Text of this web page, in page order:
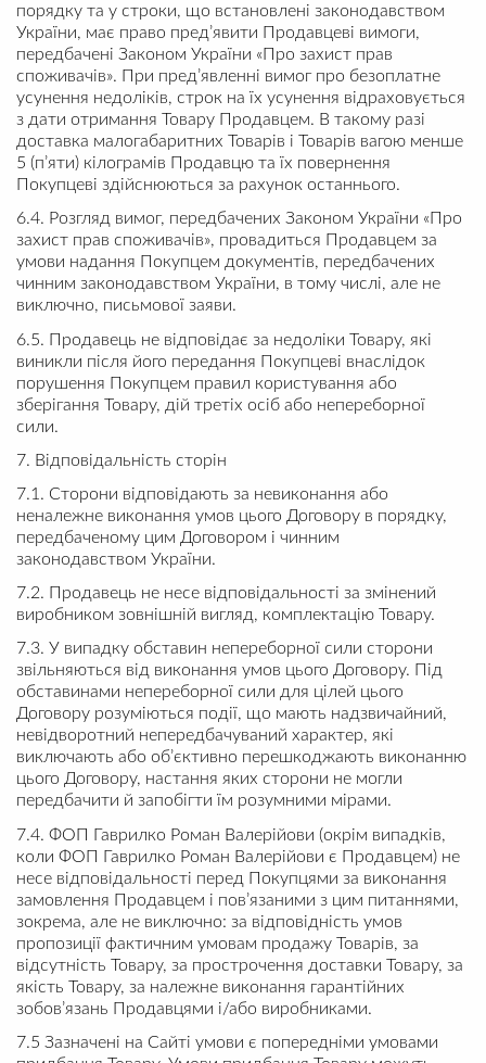
порядку та у строки, що встановлені законодавством
України, має право пред’явити Продавцеві вимоги,
передбачені Законом України «Про захист прав
споживачів». При пред’явленні вимог про безоплатне
усунення недоліків, строк на їх усунення відраховується
з дати отримання Товару Продавцем. В такому разі
доставка малогабаритних Товарів і Товарів вагою менше
5 (п’яти) кілограмів Продавцю та їх повернення
Покупцеві здійснюються за рахунок останнього.
6.4. Розгляд вимог, передбачених Законом України «Про
захист прав споживачів», провадиться Продавцем за
умови надання Покупцем документів, передбачених
чинним законодавством України, в тому числі, але не
виключно, письмової заяви.
6.5. Продавець не відповідає за недоліки Товару, які
виникли після його передання Покупцеві внаслідок
порушення Покупцем правил користування або
зберігання Товару, дій третіх осіб або непереборної
сили.
7. Відповідальність сторін
7.1. Сторони відповідають за невиконання або
неналежне виконання умов цього Договору в порядку,
передбаченому цим Договором і чинним
законодавством України.
7.2. Продавець не несе відповідальності за змінений
виробником зовнішній вигляд, комплектацію Товару.
7.3. У випадку обставин непереборної сили сторони
звільняються від виконання умов цього Договору. Під
обставинами непереборної сили для цілей цього
Договору розуміються події, що мають надзвичайний,
невідворотний непередбачуваний характер, які
виключають або об’єктивно перешкоджають виконанню
цього Договору, настання яких сторони не могли
передбачити й запобігти їм розумними мірами.
7.4. ФОП Гаврилко Роман Валерійови (окрім випадків,
коли ФОП Гаврилко Роман Валерійови є Продавцем) не
несе відповідальності перед Покупцями за виконання
замовлення Продавцем і пов’язаними з цим питаннями,
зокрема, але не виключно: за відповідність умов
пропозиції фактичним умовам продажу Товарів, за
відсутність Товару, за прострочення доставки Товару, за
якість Товару, за належне виконання гарантійних
зобов’язань Продавцями і/або виробниками.
7.5 Зазначені на Сайті умови є попередніми умовами